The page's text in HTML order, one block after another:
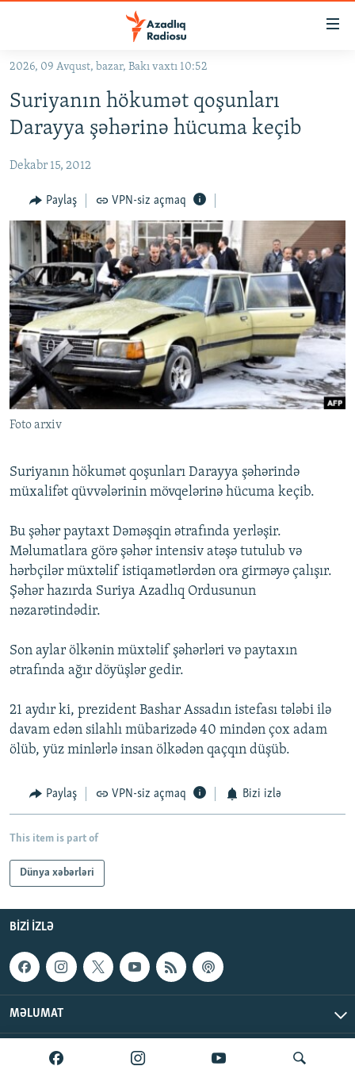
Əsas
qayıt
Əsas
naviqasiyaya
qayıt
#İZAHLA
KORRUPSIOMETR
#ƏSLINDƏ
FƏRQƏ BAX
QANUNI DOĞRU
ARAŞDIRMA
MULTIMEDIA
VIDEO
FOTOQALEREYA
İNFOQRAFIKA
KARIKATURA
RADIO ARXIV
OXU ZALI
AZƏRBAYCAN ƏDƏBIYYATI KITABXANASI
İSLAM VƏ DEMOKRATIYA
İZ - MƏDƏNIYYƏT PROQRAMI
HAQQIMIZDA
MISSIYAMIZ
PEŞƏ ETIKASI VƏ JURNALISTIKA STANDARTLARIMIZ
MATERIALLARIMIZDAN ISTIFADƏ
BIZIMLƏ ƏLAQƏ
BIZI IZLƏ
2026, 09 Avqust, bazar, Bakı vaxtı 10:52
Suriyanın hökumət qoşunları
Darayya şəhərinə hücuma keçib
Dekabr 15, 2012
Paylaş VPN-siz açmaq
Foto arxiv
Suriyanın hökumət qoşunları Darayya şəhərində
müxalifət qüvvələrinin mövqelərinə hücuma keçib.
Bu şəhər paytaxt Dəməşqin ətrafında yerləşir.
Məlumatlara görə şəhər intensiv atəşə tutulub və
hərbçilər müxtəlif istiqamətlərdən ora girməyə çalışır.
Şəhər hazırda Suriya Azadlıq Ordusunun
nəzarətindədir.
Son aylar ölkənin müxtəlif şəhərləri və paytaxın
ətrafında ağır döyüşlər gedir.
21 aydır ki, prezident Bashar Assadın istefası tələbi ilə
davam edən silahlı mübarizədə 40 mindən çox adam
ölüb, yüz minlərlə insan ölkədən qaçqın düşüb.
Paylaş VPN-siz açmaq Bizi izlə
This item is part of
Dünya xəbərləri
BIZI IZLƏ
MƏLUMAT
AzadlıqRadiosu © 2026 Inc. | Bütün hüquqlar qorunur